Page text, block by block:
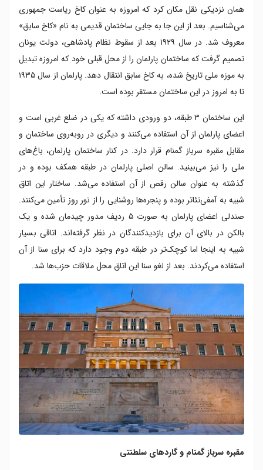
همان نزدیکی نقل مکان کرد که امروزه به عنوان کاخ ریاست جمهوری
می‌شناسیم. بعد از این جا به جایی ساختمان قدیمی به نام «کاخ سابق»
معروف شد. در سال ۱۹۲۹ بعد از سقوط نظام پادشاهی، دولت یونان
تصمیم گرفت که ساختمان پارلمان را از محل قبلی خود که امروزه تبدیل
به موزه ملی تاریخ شده، به کاخ سابق انتقال دهد. پارلمان از سال ۱۹۳۵
تا به امروز در این ساختمان مستقر بوده است.
این ساختمان ۳ طبقه، دو ورودی داشته که یکی در ضلع غربی است و
اعضای پارلمان از آن استفاده می‌کنند و دیگری در رو‌به‌روی ساختمان و
مقابل مقبره سرباز گمنام قرار دارد. در کنار ساختمان پارلمان، باغ‌های
ملی را نیز می‌بینید. سالن اصلی پارلمان در طبقه همکف بوده و در
گذشته به عنوان سالن رقص از آن استفاده می‌شد. ساختار این اتاق
شبیه به آمفی‌تئاتر بوده و پنجره‌ها روشنایی را از نور روز تأمین می‌کنند.
صندلی اعضای پارلمان به صورت ۵ ردیف مدور چیدمان شده و یک
بالکن در بالای آن برای بازدیدکنندگان در نظر گرفته‌اند. اتاقی بسیار
شبیه به اینجا اما کوچک‌تر در طبقه دوم وجود دارد که برای سنا از آن
استفاده می‌کردند. بعد از لغو سنا این اتاق محل ملاقات حزب‌ها شد.
مقبره سرباز گمنام و گاردهای سلطنتی